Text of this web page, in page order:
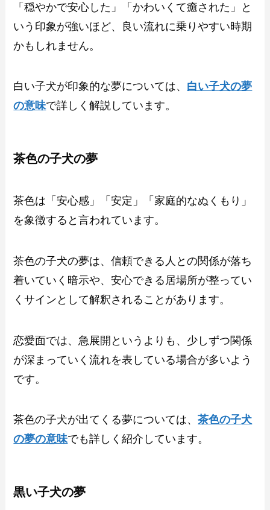
「穏やかで安心した」「かわいくて癒された」と
いう印象が強いほど、良い流れに乗りやすい時期
かもしれません。
白い子犬が印象的な夢については、 白い子犬の夢
の意味で詳しく解説しています。
茶色の子犬の夢
茶色は「安心感」「安定」「家庭的なぬくもり」
を象徴すると言われています。
茶色の子犬の夢は、信頼できる人との関係が落ち
着いていく暗示や、安心できる居場所が整ってい
くサインとして解釈されることがあります。
恋愛面では、急展開というよりも、少しずつ関係
が深まっていく流れを表している場合が多いよう
です。
茶色の子犬が出てくる夢については、茶色の子犬
の夢の意味でも詳しく紹介しています。
黒い子犬の夢